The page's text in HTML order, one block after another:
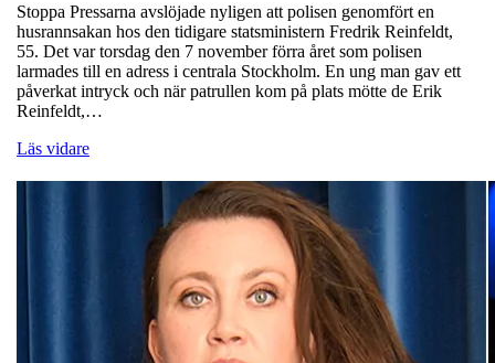
Stoppa Pressarna avslöjade nyligen att polisen genomfört en
husrannsakan hos den tidigare statsministern Fredrik Reinfeldt,
55. Det var torsdag den 7 november förra året som polisen
larmades till en adress i centrala Stockholm. En ung man gav ett
påverkat intryck och när patrullen kom på plats mötte de Erik
Reinfeldt,…
Läs vidare